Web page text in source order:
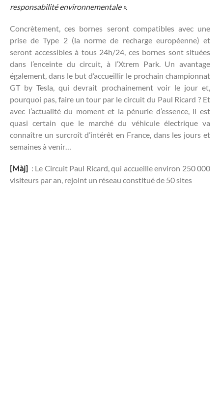
responsabilité environnementale ».
Concrètement, ces bornes seront compatibles avec une
prise de Type 2 (la norme de recharge européenne) et
seront accessibles à tous 24h/24, ces bornes sont situées
dans l’enceinte du circuit, à l’Xtrem Park. Un avantage
également, dans le but d’accueillir le prochain championnat
GT by Tesla, qui devrait prochainement voir le jour et,
pourquoi pas, faire un tour par le circuit du Paul Ricard ? Et
avec l’actualité du moment et la pénurie d’essence, il est
quasi certain que le marché du véhicule électrique va
connaître un surcroît d’intérêt en France, dans les jours et
semaines à venir…
[Màj] : Le Circuit Paul Ricard, qui accueille environ 250 000
visiteurs par an, rejoint un réseau constitué de 50 sites